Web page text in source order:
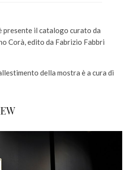
presente il catalogo curato da
Corà, edito da Fabrizio Fabbri
della mostra è a cura di